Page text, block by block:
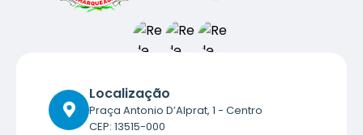
Localização
Praça Antonio D’Alprat, 1 - Centro
CEP: 13515-000